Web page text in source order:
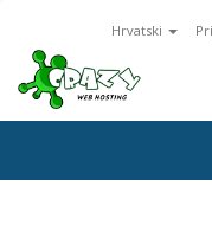
Hrvatski